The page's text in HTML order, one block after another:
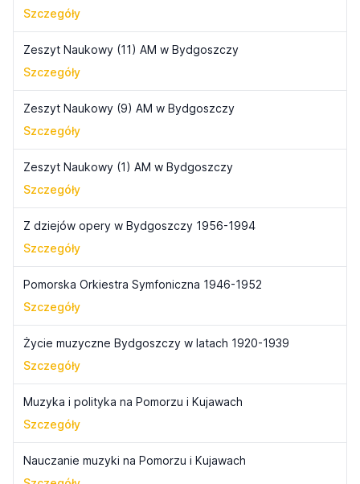
Szczegóły
Zeszyt Naukowy (11) AM w Bydgoszczy
Szczegóły
Zeszyt Naukowy (9) AM w Bydgoszczy
Szczegóły
Zeszyt Naukowy (1) AM w Bydgoszczy
Szczegóły
Z dziejów opery w Bydgoszczy 1956-1994
Szczegóły
Pomorska Orkiestra Symfoniczna 1946-1952
Szczegóły
Życie muzyczne Bydgoszczy w latach 1920-1939
Szczegóły
Muzyka i polityka na Pomorzu i Kujawach
Szczegóły
Nauczanie muzyki na Pomorzu i Kujawach